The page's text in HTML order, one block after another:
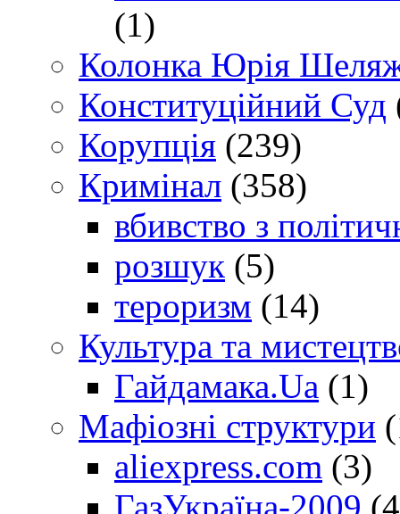
(1)
Колонка Юрія
Конституційний Суд
Корупція (239)
Кримінал (358)
вбивство з
розшук (5)
тероризм (14)
Культура та
Гайдамака.Ua (1)
Мафіозні структури
aliexpress.com (3)
ГазУкраїна-2009